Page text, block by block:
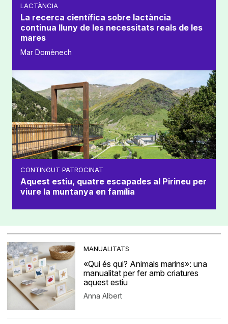
LACTÀNCIA
La recerca científica sobre lactància
continua lluny de les necessitats reals de les
mares
Mar Domènech
CONTINGUT PATROCINAT
Aquest estiu, quatre escapades al Pirineu per
viure la muntanya en família
MANUALITATS
«Qui és qui? Animals marins»: una
manualitat per fer amb criatures
aquest estiu
Anna Albert